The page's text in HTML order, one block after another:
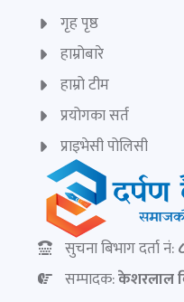
गृह पृष्ठ
हाम्रोबारे
हाम्रो टीम
प्रयोगका सर्त
प्राइभेसी पोलिसी
सुचना बिभाग दर्ता नं:
सम्पादक:केशरलाल